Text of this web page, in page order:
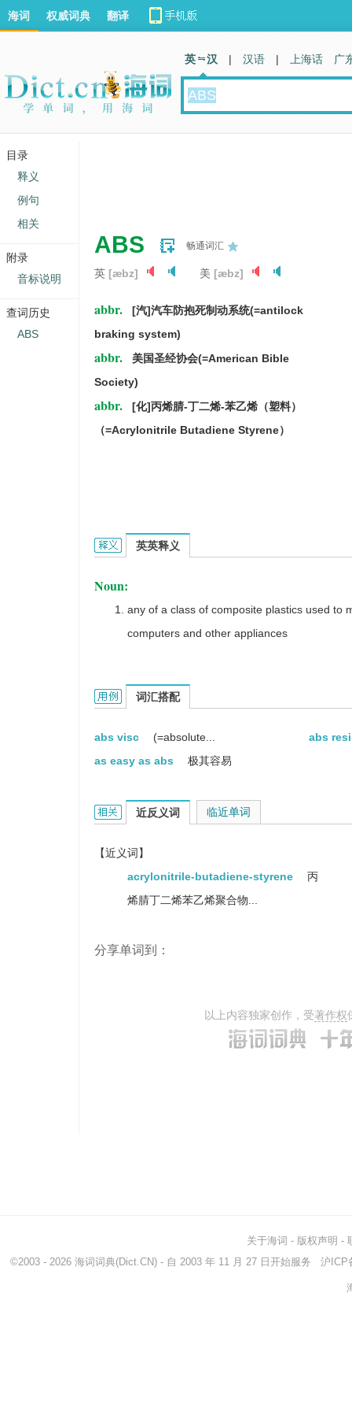
ABS 畅通词汇
英 [æbz] 美 [æbz]
abbr.
[汽]汽车防抱死制动系统(=antilock
braking system)
abbr.
美国圣经协会(=American Bible
Society)
abbr.
[化]丙烯腈-丁二烯-苯乙烯（塑料）
（=Acrylonitrile Butadiene Styrene）
ABS的英文翻译是什么意思，词典释义与在线翻译：
英英释义
Noun:
any of a class of composite plastics used to
computers and other appliances
ABS的用法和样例：
词汇搭配
abs visc (=absolute...
abs
as easy as abs
极其容易
ABS的相关资料：
近反义词
【近义词】
acrylonitrile-butadiene-styrene
丙
烯腈丁二烯苯乙烯聚合物...
临近单词
分享单词到：
以上内容独家创作，受著作权
海词 权威词典 翻译
英 汉 | 汉语 | 上海话 广
关于海词 - 版权声明 -
©2003 - 2026 海词词典(Dict.CN) - 自 2003 年 11 月 27 日开始服务 沪ICP
目录
释义
例句
相关
附录
音标说明
查词历史
ABS